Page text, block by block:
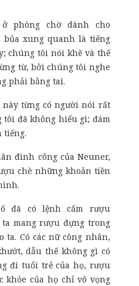
phòng chờ dành cho
bủa xung quanh là tiếng
chúng tôi nói khẽ và thế
từ, bởi chúng tôi nghe
phải bằng tai.
này từng có người nói rất
đã không hiểu gì; đám
tiếng.
đình công của Neuner,
chè những khoản tiền
đã có lệnh cấm rượu
mang rượu đựng trong
Có các nữ công nhân,
dẫu thế không gì có
đi tuổi trẻ của họ, rượu
khỏe của họ chỉ vô vọng